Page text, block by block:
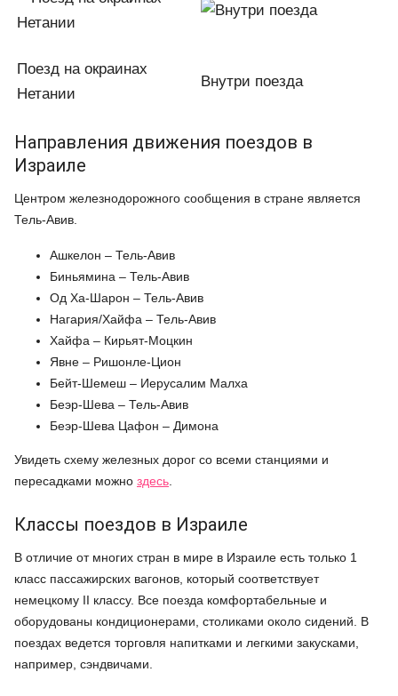
Поезд на окраинах
Нетании
Внутри поезда
Направления движения поездов в
Израиле
Центром железнодорожного сообщения в стране является
Тель-Авив.
Ашкелон – Тель-Авив
Биньямина – Тель-Авив
Од Ха-Шарон – Тель-Авив
Нагария/Хайфа – Тель-Авив
Хайфа – Кирьят-Моцкин
Явне – Ришонле-Цион
Бейт-Шемеш – Иерусалим Малха
Беэр-Шева – Тель-Авив
Беэр-Шева Цафон – Димона
Увидеть схему железных дорог со всеми станциями и
пересадками можно здесь
Классы поездов в Израиле
В отличие от многих стран в мире в Израиле есть только 1
класс пассажирских вагонов, который соответствует
немецкому II классу. Все поезда комфортабельные и
оборудованы кондиционерами, столиками около сидений. В
поездах ведется торговля напитками и легкими закусками,
например, сэндвичами.